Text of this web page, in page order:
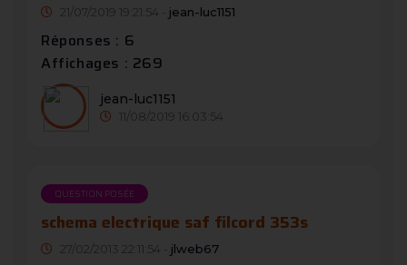
21/07/2019 19:21:54 - jean-luc1151
Réponses : 6
Affichages : 269
jean-luc1151
11/08/2019 16:03:54
QUESTION POSÉE
schema electrique saf filcord 353s
27/02/2013 22:11:54 - jlweb67